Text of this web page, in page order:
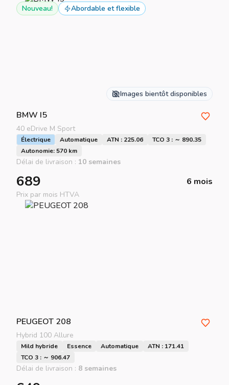
Nouveau! Abordable et flexible
Images bientôt disponibles
BMW I5
40 eDrive M Sport
Électrique Automatique ATN : 225.06
TCO 3 : ～ 890.35
Autonomie: 570 km
Délai de livraison : 10 semaines
689 6 mois
Prix par mois HTVA
PEUGEOT 208
Hybrid 100 Allure
Mild hybride Essence Automatique
ATN : 171.41
TCO 3 : ～ 906.47
Délai de livraison : 8 semaines